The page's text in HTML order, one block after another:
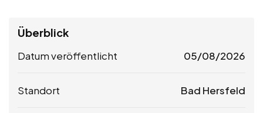
Überblick
Datum veröffentlicht 05/08/2026
Standort Bad Hersfeld